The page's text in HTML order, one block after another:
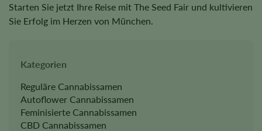
Starten Sie jetzt Ihre Reise mit The Seed Fair und kultivieren
Sie Erfolg im Herzen von München.
Kategorien
Reguläre Cannabissamen
Autoflower Cannabissamen
Feminisierte Cannabissamen
CBD Cannabissamen